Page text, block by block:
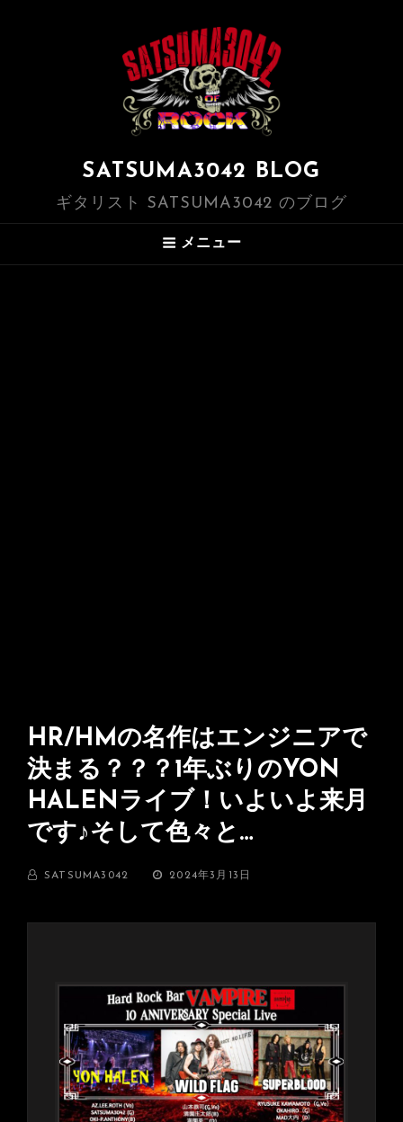
SATSUMA3042 BLOG
ギタリスト SATSUMA3042 のブログ
メニュー
HR/HMの名作はエンジニアで
決まる？？？1年ぶりのYON
HALENライブ！いよいよ来月
です♪そして色々と…
BY SATSUMA3042
投
2024年3月13日